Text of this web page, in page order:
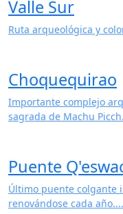
Valle Sur
Ruta arqueológica y
Choquequirao
Importante complejo
sagrada de Machu
Puente
Último puente colgante
renovándose cada año....